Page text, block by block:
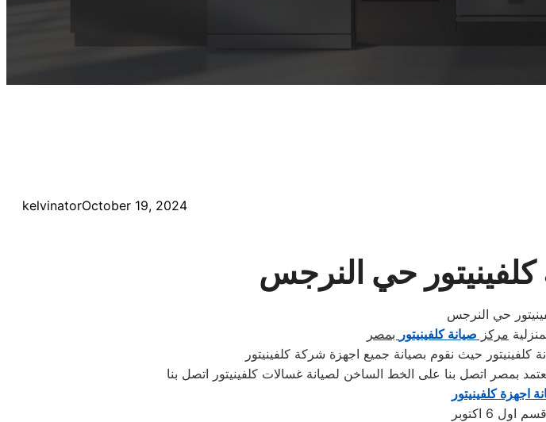
kelvinatorOctober 19, 2024
حي النرجس
حي النرجس
مركز صيانة كلفينيتور بمصر
حيث نقوم بصيانة جميع اجهزة شركة كلفينيتور
اجهزة كلفينيتور
6 اكتوبر